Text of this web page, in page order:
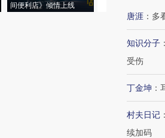
间便利店》倾情上线
唐涯 ： 多
知识分子 ：
受伤
丁金坤 ：
村夫日记 ：
续加码